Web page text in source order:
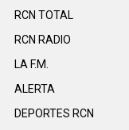
RCN TOTAL
RCN RADIO
LA F.M.
ALERTA
DEPORTES RCN